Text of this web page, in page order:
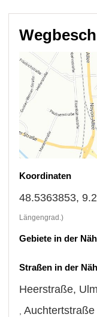
Koordinaten
48.5363853,
Längengrad.)
Gebiete in der
Straßen in der
Heerstraße,
,Auchtertstraße